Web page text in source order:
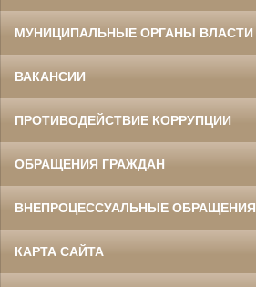
МУНИЦИПАЛЬНЫЕ ОРГАНЫ ВЛАСТИ
ВАКАНСИИ
ПРОТИВОДЕЙСТВИЕ КОРРУПЦИИ
ОБРАЩЕНИЯ ГРАЖДАН
ВНЕПРОЦЕССУАЛЬНЫЕ ОБРАЩЕНИЯ
КАРТА САЙТА